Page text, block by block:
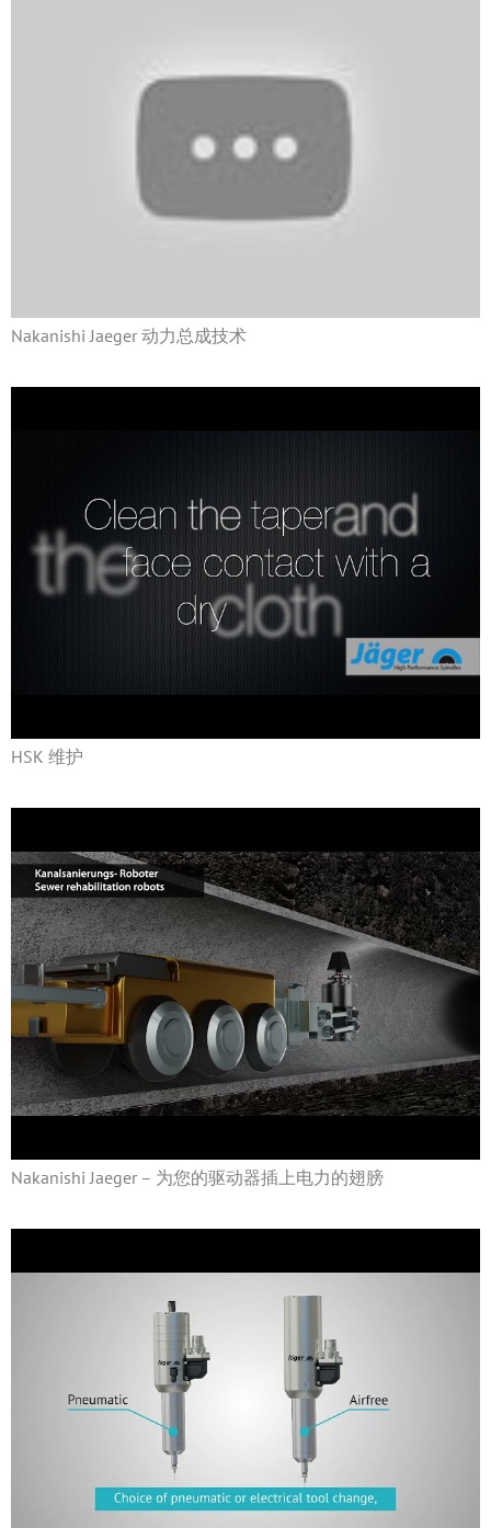
Nakanishi Jaeger 动力总成技术
HSK 维护
Nakanishi Jaeger – 为您的驱动器插上电力的翅膀